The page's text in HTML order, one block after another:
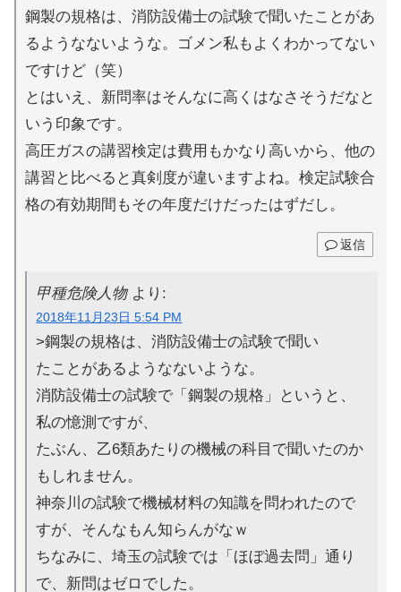
鋼製の規格は、消防設備士の試験で聞いたことがあ
るようなないような。ゴメン私もよくわかってない
ですけど（笑）
とはいえ、新問率はそんなに高くはなさそうだなと
いう印象です。
高圧ガスの講習検定は費用もかなり高いから、他の
講習と比べると真剣度が違いますよね。検定試験合
格の有効期間もその年度だけだったはずだし。
返信
甲種危険人物 より:
2018年11月23日 5:54 PM
>鋼製の規格は、消防設備士の試験で聞い
たことがあるようなないような。
消防設備士の試験で「鋼製の規格」というと、
私の憶測ですが、
たぶん、乙6類あたりの機械の科目で聞いたのか
もしれません。
神奈川の試験で機械材料の知識を問われたので
すが、そんなもん知らんがなｗ
ちなみに、埼玉の試験では「ほぼ過去問」通り
で、新問はゼロでした。